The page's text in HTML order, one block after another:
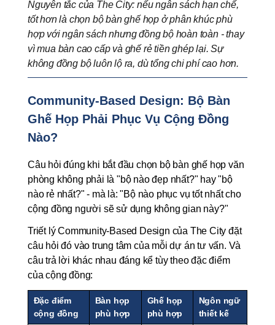
Nguyên tắc của The City: nếu ngân sách hạn chế,
tốt hơn là chọn bộ bàn ghế họp ở phân khúc phù
hợp với ngân sách nhưng đồng bộ hoàn toàn - thay
vì mua bàn cao cấp và ghế rẻ tiền ghép lại. Sự
không đồng bộ luôn lộ ra, dù tổng chi phí cao hơn.
Community-Based Design: Bộ Bàn
Ghế Họp Phải Phục Vụ Cộng Đồng
Nào?
Câu hỏi đúng khi bắt đầu chọn bộ bàn ghế họp văn
phòng không phải là "bộ nào đẹp nhất?" hay "bộ
nào rẻ nhất?" - mà là: "Bộ nào phục vụ tốt nhất cho
cộng đồng người sẽ sử dụng không gian này?"
Triết lý Community-Based Design của The City đặt
câu hỏi đó vào trung tâm của mỗi dự án tư vấn. Và
câu trả lời khác nhau đáng kể tùy theo đặc điểm
của cộng đồng:
Đặc điểm
cộng đồng
Bàn họp
phù hợp
Ghế họp
phù hợp
Ngôn ngữ
thiết kế